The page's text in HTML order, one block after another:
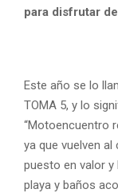
para disfrutar
Este año se lo
TOMA 5, y lo
“Motoencuentro
ya que vuelven
puesto en valor
playa y baños